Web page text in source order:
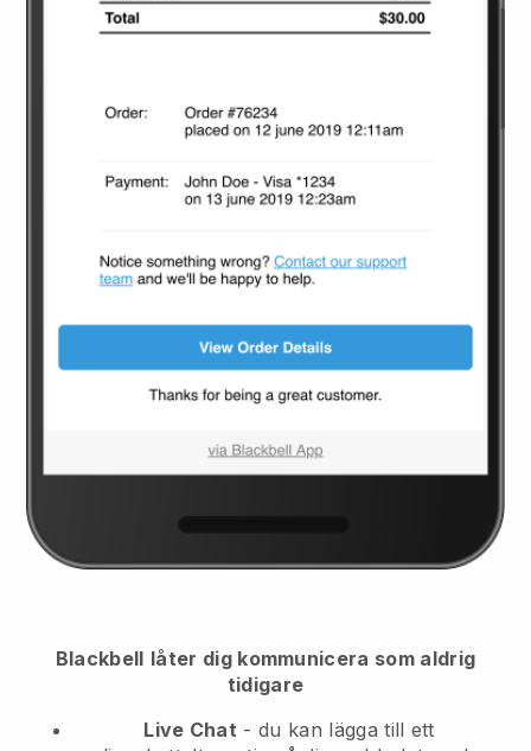
Blackbell låter dig kommunicera som aldrig
tidigare
Live Chat - du kan lägga till ett